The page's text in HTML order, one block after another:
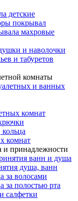
детские
покрывал
махровые
и наволочки
и табуретов
комнаты
и ванных
комнат
комнат
и принадлежности
ванн и душа
душа, ванн
за волосами
за полостью рта
салфетки